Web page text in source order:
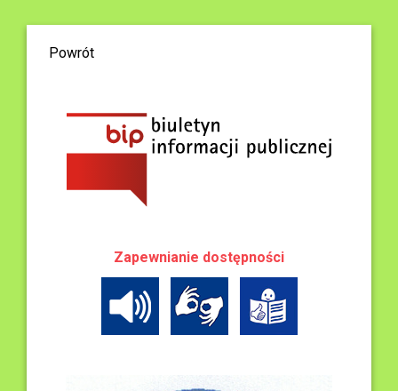
Powrót
Zapewnianie dostępności